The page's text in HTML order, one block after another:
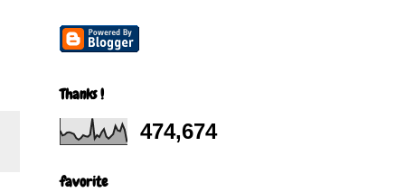
Thanks !
474,674
favorite